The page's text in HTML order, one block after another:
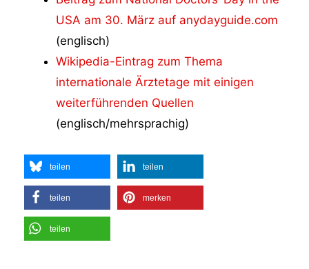
USA am 30. März auf anydayguide.com
(englisch)
Wikipedia-Eintrag zum Thema
internationale Ärztetage mit einigen
weiterführenden Quellen
(englisch/mehrsprachig)
teilen teilen
teilen merken
teilen